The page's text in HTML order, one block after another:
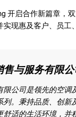
开启合作新篇章，
现惠及客户、员工
售与服务有限
限公司是领先的空
。秉持品质、创
适的生活环境，并